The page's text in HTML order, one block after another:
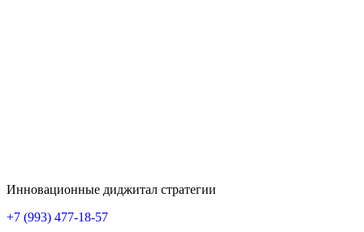
Инновационные диджитал стратегии
+7 (993) 477-18-57